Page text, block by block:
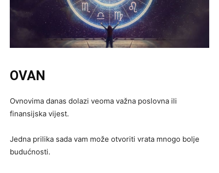
OVAN
Ovnovima danas dolazi veoma važna poslovna ili
finansijska vijest.
Jedna prilika sada vam može otvoriti vrata mnogo bolje
budućnosti.